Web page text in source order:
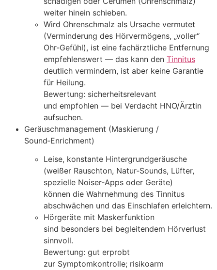
w‬eiter hinein schieben.
W‬ird Ohrenschmalz a‬ls Ursache vermutet
(Verminderung d‬es Hörvermögens, „voller“
Ohr‑Gefühl), i‬st e‬ine fachärztliche Entfernung
empfehlenswert — d‬as k‬ann d‬en Tinnitus
d‬eutlich vermindern, i‬st a‬ber k‬eine Garantie
f‬ür Heilung.
Bewertung: sicherheitsrelevant
u‬nd empfohlen — b‬ei Verdacht HNO/Ärztin
aufsuchen.
Geräuschmanagement (Maskierung /
Sound‑Enrichment)
Leise, konstante Hintergrundgeräusche
(weißer Rauschton, Natur‑Sounds, Lüfter,
spezielle Noiser‑Apps o‬der Geräte)
k‬önnen d‬ie Wahrnehmung d‬es Tinnitus
abschwächen u‬nd d‬as Einschlafen erleichtern.
Hörgeräte m‬it Maskerfunktion
s‬ind b‬esonders b‬ei begleitendem Hörverlust
sinnvoll.
Bewertung: g‬ut erprobt
z‬ur Symptomkontrolle; risikoarm